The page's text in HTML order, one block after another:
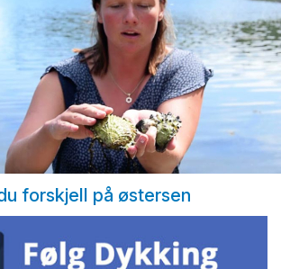
forskjell på østersen